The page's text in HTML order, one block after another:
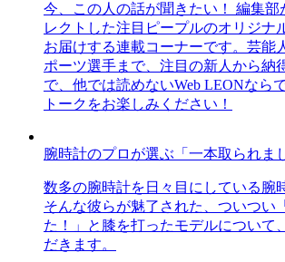
今、この人の話が聞きたい！ 編集部
レクトした注目ピープルのオリジナ
お届けする連載コーナーです。芸能
ポーツ選手まで、注目の新人から納
で、他では読めないWeb LEONなら
トークをお楽しみください！
腕時計のプロが選ぶ「一本取られま
数多の腕時計を日々目にしている腕
そんな彼らが魅了された、ついつい
た！」と膝を打ったモデルについて
だきます。